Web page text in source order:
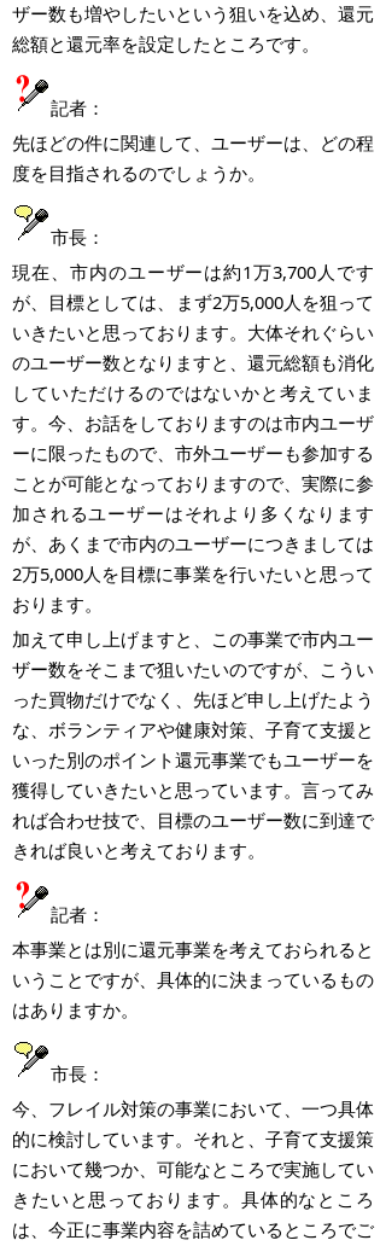
ザー数も増やしたいという狙いを込め、還元
総額と還元率を設定したところです。
記者：
先ほどの件に関連して、ユーザーは、どの程
度を目指されるのでしょうか。
市長：
現在、市内のユーザーは約1万3,700人です
が、目標としては、まず2万5,000人を狙って
いきたいと思っております。大体それぐらい
のユーザー数となりますと、還元総額も消化
していただけるのではないかと考えていま
す。今、お話をしておりますのは市内ユーザ
ーに限ったもので、市外ユーザーも参加する
ことが可能となっておりますので、実際に参
加されるユーザーはそれより多くなります
が、あくまで市内のユーザーにつきましては
2万5,000人を目標に事業を行いたいと思って
おります。
加えて申し上げますと、この事業で市内ユー
ザー数をそこまで狙いたいのですが、こうい
った買物だけでなく、先ほど申し上げたよう
な、ボランティアや健康対策、子育て支援と
いった別のポイント還元事業でもユーザーを
獲得していきたいと思っています。言ってみ
れば合わせ技で、目標のユーザー数に到達で
きれば良いと考えております。
記者：
本事業とは別に還元事業を考えておられると
いうことですが、具体的に決まっているもの
はありますか。
市長：
今、フレイル対策の事業において、一つ具体
的に検討しています。それと、子育て支援策
において幾つか、可能なところで実施してい
きたいと思っております。具体的なところ
は、今正に事業内容を詰めているところでご